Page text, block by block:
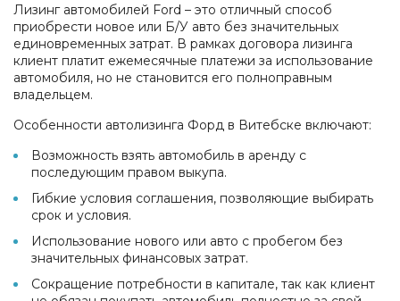
Лизинг автомобилей Ford – это отличный способ
приобрести новое или Б/У авто без значительных
единовременных затрат. В рамках договора лизинга
клиент платит ежемесячные платежи за использование
автомобиля, но не становится его полноправным
владельцем.
Особенности автолизинга Форд в Витебске включают:
Возможность взять автомобиль в аренду с
последующим правом выкупа.
Гибкие условия соглашения, позволяющие выбирать
срок и условия.
Использование нового или авто с пробегом без
значительных финансовых затрат.
Сокращение потребности в капитале, так как клиент